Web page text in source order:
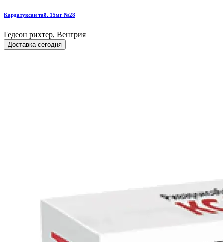
Кардатуксан таб. 15мг №28
Гедеон рихтер, Венгрия
Доставка сегодня